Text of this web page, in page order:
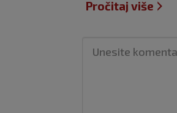
Pročitaj više